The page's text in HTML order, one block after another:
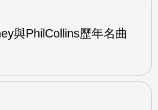
與PhilCollins歷年名曲